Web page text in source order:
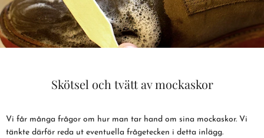
Skötsel och tvätt av mockaskor
Vi får många frågor om hur man tar hand om sina mockaskor. Vi
tänkte därför reda ut eventuella frågetecken i detta inlägg.